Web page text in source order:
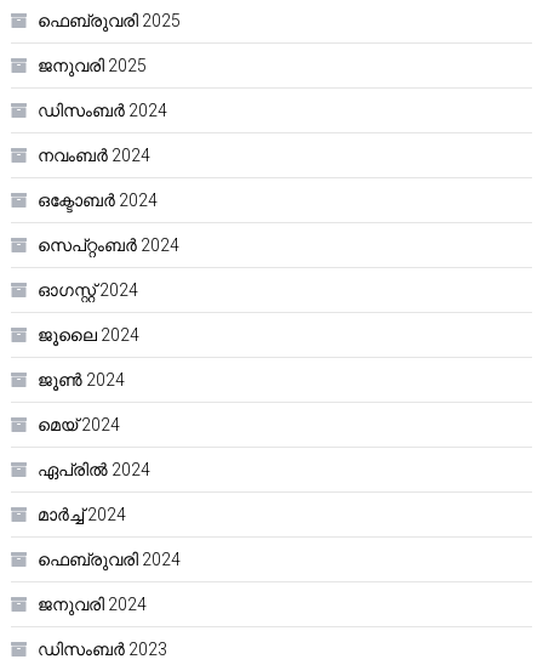
ഫെബ്രുവരി 2025
ജനുവരി 2025
ഡിസംബർ 2024
നവംബർ 2024
ഒക്ടോബർ 2024
സെപ്റ്റംബർ 2024
ഓഗസ്റ്റ്‌ 2024
ജൂലൈ 2024
ജൂൺ 2024
മെയ്‌ 2024
ഏപ്രിൽ 2024
മാർച്ച്‌ 2024
ഫെബ്രുവരി 2024
ജനുവരി 2024
ഡിസംബർ 2023